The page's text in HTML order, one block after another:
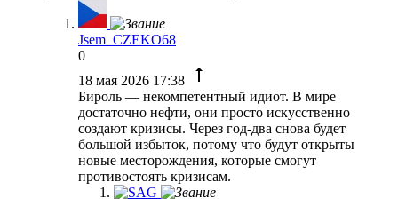
Jsem_CZEKO68
0
18 мая 2026 17:38
Бироль — некомпетентный идиот. В мире
достаточно нефти, они просто искусственно
создают кризисы. Через год-два снова будет
большой избыток, потому что будут открыты
новые месторождения, которые смогут
противостоять кризисам.